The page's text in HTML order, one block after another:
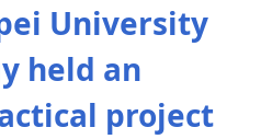
University
held an
project